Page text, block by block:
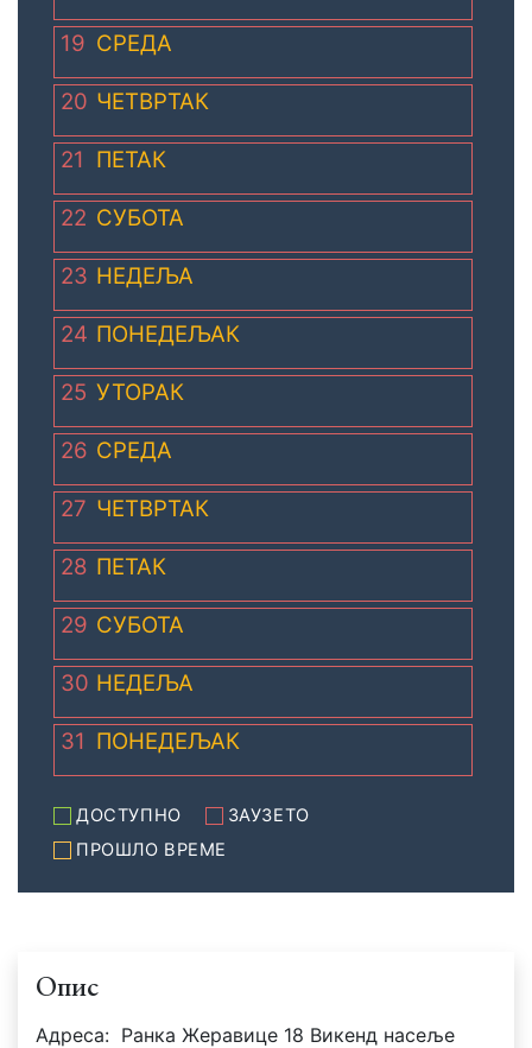
19 СРЕДА
20 ЧЕТВРТАК
21 ПЕТАК
22 СУБОТА
23 НЕДЕЉА
24 ПОНЕДЕЉАК
25 УТОРАК
26 СРЕДА
27 ЧЕТВРТАК
28 ПЕТАК
29 СУБОТА
30 НЕДЕЉА
31 ПОНЕДЕЉАК
ДОСТУПНО
ЗАУЗЕТО
ПРОШЛО ВРЕМЕ
Опис
Адреса: Ранка Жеравице 18 Викенд насеље